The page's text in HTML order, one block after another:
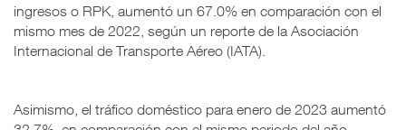
ingresos o RPK, aumentó un 67.0% en comparación con el
mismo mes de 2022, según un reporte de la Asociación
Internacional de Transporte Aéreo (IATA).
Asimismo, el tráfico doméstico para enero de 2023 aumentó